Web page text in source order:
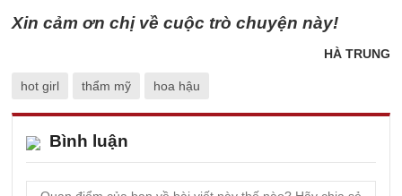
Xin cảm ơn chị về cuộc trò chuyện này!
HÀ TRUNG
hot girl thẩm mỹ hoa hậu
Bình luận